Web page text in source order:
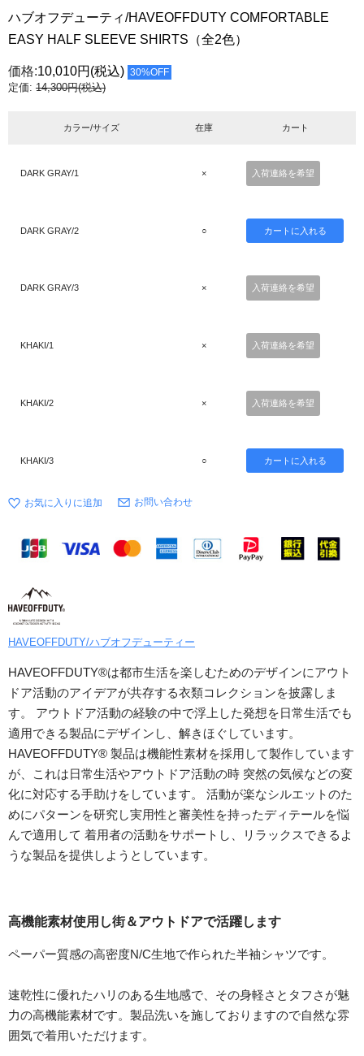
ハブオフデューティ/HAVEOFFDUTY COMFORTABLE
EASY HALF SLEEVE SHIRTS（全2色）
価格:10,010円 (税込) 30%OFF
定価: 14,300円(税込)
カラー/サイズ 在庫 カート
DARK GRAY/1 × 入荷連絡を希望
DARK GRAY/2 ○
DARK GRAY/3 × 入荷連絡を希望
KHAKI/1 × 入荷連絡を希望
KHAKI/2 × 入荷連絡を希望
KHAKI/3 ○
お問い合わせ
HAVEOFFDUTY/ハブオフデューティー
HAVEOFFDUTY®は都市生活を楽しむためのデザインにアウト
ドア活動のアイデアが共存する衣類コレクションを披露しま
す。 アウトドア活動の経験の中で浮上した発想を日常生活でも
適用できる製品にデザインし、解きほぐしています。
HAVEOFFDUTY® 製品は機能性素材を採用して製作しています
が、これは日常生活やアウトドア活動の時 突然の気候などの変
化に対応する手助けをしています。 活動が楽なシルエットのた
めにパターンを研究し実用性と審美性を持ったディテールを悩
んで適用して 着用者の活動をサポートし、リラックスできるよ
うな製品を提供しようとしています。
高機能素材使用し街＆アウトドアで活躍します
ペーパー質感の高密度N/C生地で作られた半袖シャツです。
速乾性に優れたハリのある生地感で、その身軽さとタフさが魅
力の高機能素材です。製品洗いを施しておりますので自然な雰
囲気で着用いただけます。